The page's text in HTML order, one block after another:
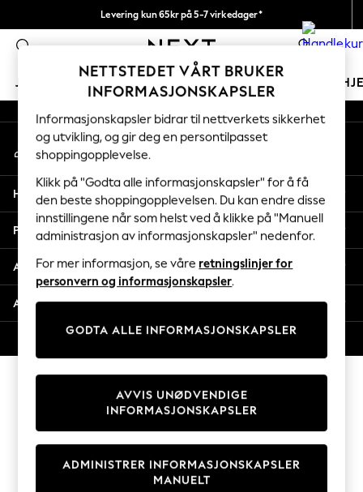
Levering kun 65kr på 5-7 virkedager*
Vi betaler alle tollavgifter 0
JENTER GUTTER BABY KVINNER
GIRLS
New In
50 - 92cm
98 - 110cm
116 - 134cm
140 - 174cm
Trending: Top & Short Sets
Trending: Clogs
Toy Story
THE SET
Coats & Jackets
Sweatshirts & Hoodies
Knitwear
Cardigans
Dresses
Sets & Outfits
T-Shirts
An error occurred on client
Våre sosiale nettverk
Min konto
Logg inn på kontoen din
Hjelp
Personvern & Juridisk
Avdelinger
Andre tjenester
NETTSTEDET VÅRT BRUKER
INFORMASJONSKAPSLER
Informasjonskapsler bidrar til nettverkets sikkerhet
og utvikling, og gir deg en persontilpasset
shoppingopplevelse.
Klikk på "Godta alle informasjonskapsler" for å få
den beste shoppingopplevelsen. Du kan endre disse
innstillingene når som helst ved å klikke på "Manuell
administrasjon av informasjonskapsler" nedenfor.
For mer informasjon, se våre retningslinjer for
personvern og informasjonskapsler.
GODTA ALLE INFORMASJONSKAPSLER
ADMINISTRER INFORMASJONSKAPSLER
MANUELT
AVVIS UNØDVENDIGE
INFORMASJONSKAPSLER